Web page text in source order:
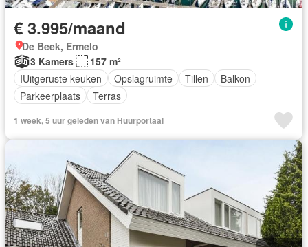
€ 3.995/maand
De Beek, Ermelo
3 Kamers
157 m²
IUitgeruste keuken
Opslagruimte Tillen
Balkon
Parkeerplaats
Terras
1 week, 5 uur geleden van Huurportaal